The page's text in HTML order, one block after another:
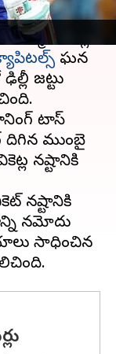
క్యాపిటల్స్,
తొమ్మిది వికెట్ల
ఘన
జట్టు
టాస్
దిగిన ముంబై
నష్టానికి
నష్టానికి
నమోదు
సాధించిన